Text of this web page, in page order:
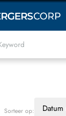
Sorteer op: